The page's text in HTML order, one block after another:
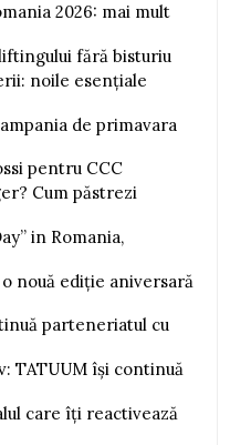
2026: mai mult
fără bisturiu
noile esențiale
de primavara
pentru CCC
Cum păstrezi
in Romania,
nouă ediție aniversară
parteneriatul cu
TATUUM își continuă
care îți reactivează